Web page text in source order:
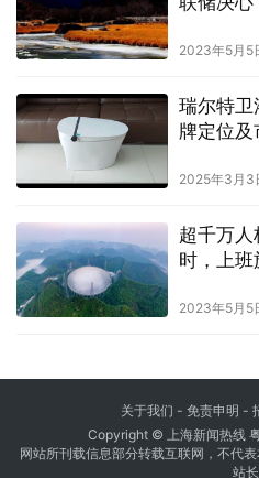
2023年5月5
瑞尔特卫
牌定位
2025年3月3
超千万
时，上
2023年5月5
关于我们 - 免责申明 -
Copyright © 上海新闻热线
网站所刊载信息部分转载互联网，不代
站长